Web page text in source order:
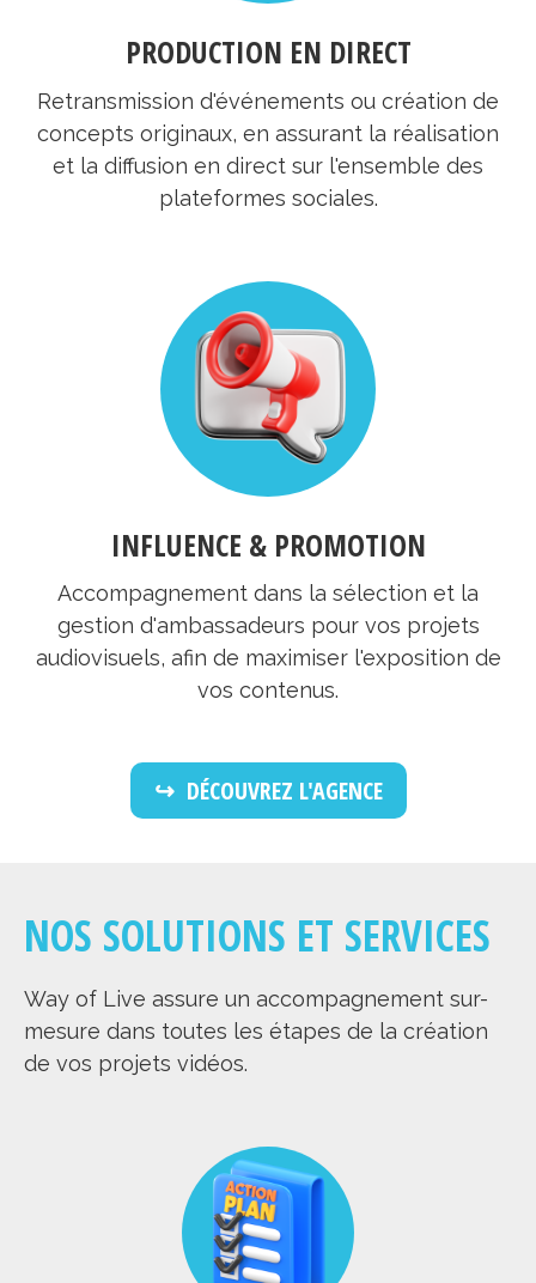
PRODUCTION EN DIRECT
Retransmission d'événements ou création de
concepts originaux, en assurant la réalisation
et la diffusion en direct sur l'ensemble des
plateformes sociales.
INFLUENCE & PROMOTION
Accompagnement dans la sélection et la
gestion d'ambassadeurs pour vos projets
audiovisuels, afin de maximiser l'exposition de
vos contenus.
DÉCOUVREZ L'AGENCE
NOS SOLUTIONS ET SERVICES
Way of Live assure un accompagnement sur-
mesure dans toutes les étapes de la création
de vos projets vidéos.